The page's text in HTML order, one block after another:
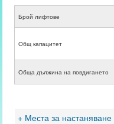
Брой лифтове
Общ капацитет
Обща дължина на повдигането
+ Места за настаняване